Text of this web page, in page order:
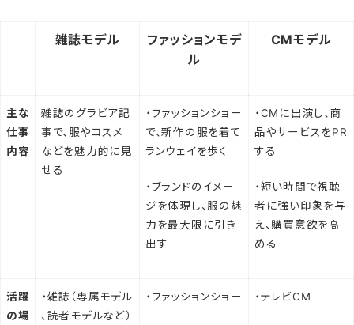
雑誌モデル
ファッションモデ
ル
CMモデル
主な
仕事
内容
雑誌のグラビア記
事で、服やコスメ
などを魅力的に見
せる
・ファッションショー
で、新作の服を着て
ランウェイを歩く
・ブランドのイメー
ジを体現し、服の魅
力を最大限に引き
出す
・CMに出演し、商
品やサービスをPR
する
・短い時間で視聴
者に強い印象を与
え、購買意欲を高
める
活躍
の場
・雑誌（専属モデル
、読者モデルなど）
・ファッションショー ・テレビCM